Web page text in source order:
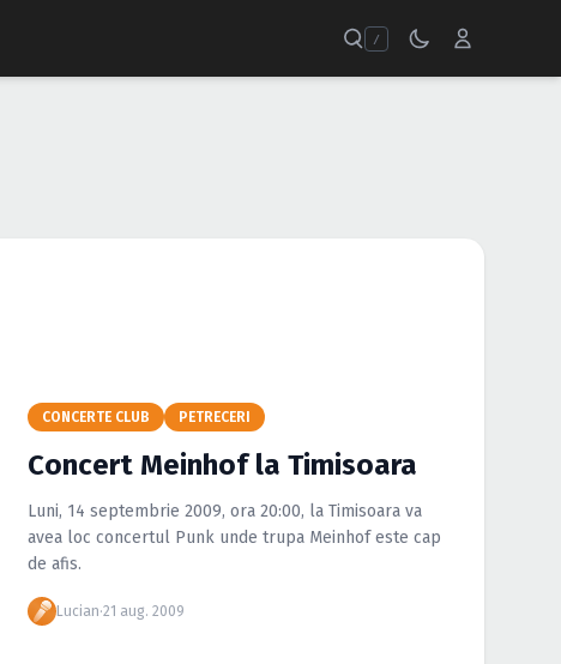
/
CONCERTE CLUB PETRECERI
Concert Meinhof la Timisoara
Luni, 14 septembrie 2009, ora 20:00, la Timisoara va
avea loc concertul Punk unde trupa Meinhof este cap
de afis.
Lucian·21 aug. 2009